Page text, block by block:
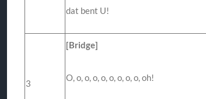
dat bent U!
3
[Bridge]
O, o, o, o, o, o, o, o, o, oh!